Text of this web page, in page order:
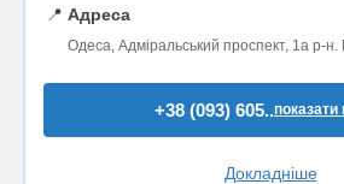
📍 Адреса
Одеса, Адміральський проспект, 1а р-
+38 (093) 605..показати
Докладніше